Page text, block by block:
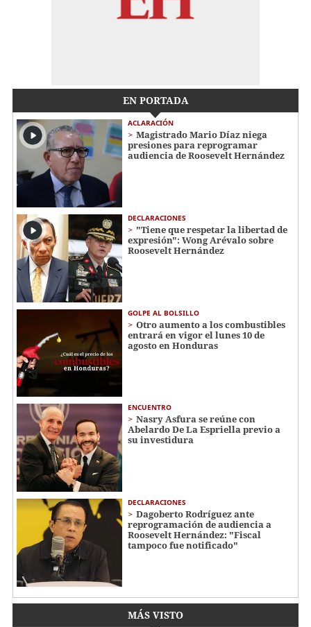
EN PORTADA
ACLARACIÓN
Magistrado Mario Díaz niega
presiones para reprogramar
audiencia de Roosevelt Hernández
DECLARACIONES
"Tiene que respetar la libertad de
expresión": Wong Arévalo sobre
Roosevelt Hernández
GOLPE AL BOLSILLO
Otro aumento a los combustibles
entrará en vigor el lunes 10 de
agosto en Honduras
ENCUENTRO
Nasry Asfura se reúne con
Abelardo De La Espriella previo a
su investidura
DECLARACIONES
Dagoberto Rodríguez ante
reprogramación de audiencia a
Roosevelt Hernández: "Fiscal
tampoco fue notificado"
MÁS VISTO